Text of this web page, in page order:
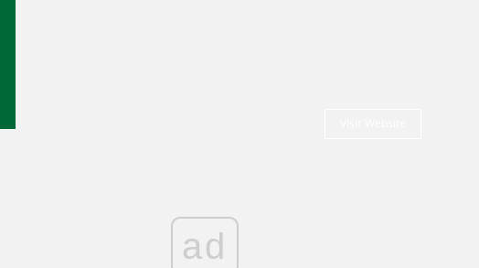
ad